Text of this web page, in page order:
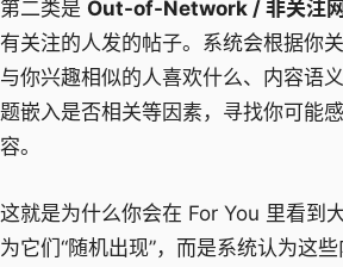
第二类是 Out-of-Network / 非关注
有关注的人发的帖子。系统会根据你
与你兴趣相似的人喜欢什么、内容语
题嵌入是否相关等因素，寻找你可能
容。
这就是为什么你会在 For You 里看到
为它们“随机出现”，而是系统认为这